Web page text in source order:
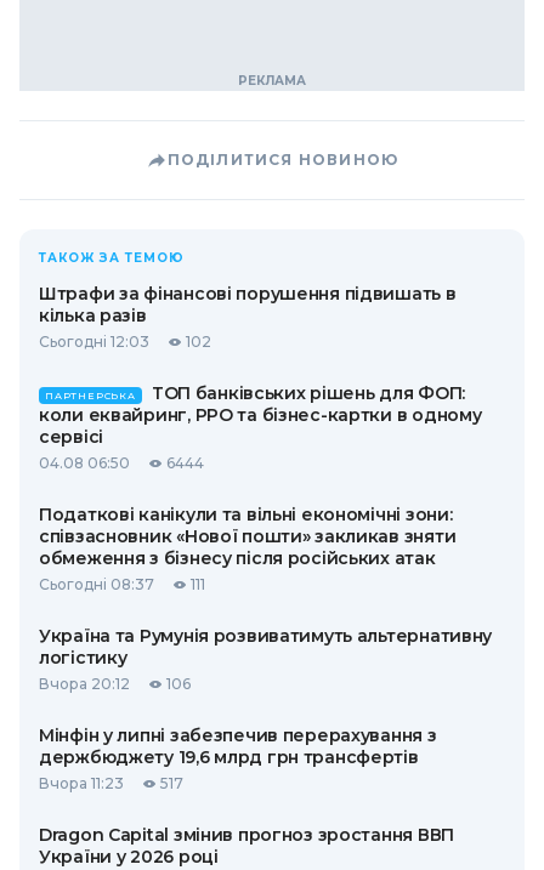
ПОДІЛИТИСЯ НОВИНОЮ
ТАКОЖ ЗА ТЕМОЮ
Штрафи за фінансові порушення підвишать в
кілька разів
Сьогодні 12:03 102
ПАРТНЕРСЬКА
ТОП банківських рішень для ФОП:
коли еквайринг, РРО та бізнес-картки в одному
сервісі
04.08 06:50 6444
Податкові канікули та вільні економічні зони:
співзасновник «Нової пошти» закликав зняти
обмеження з бізнесу після російських атак
Сьогодні 08:37 111
Україна та Румунія розвиватимуть альтернативну
логістику
Вчора 20:12 106
Мінфін у липні забезпечив перерахування з
держбюджету 19,6 млрд грн трансфертів
Вчора 11:23 517
Dragon Capital змінив прогноз зростання ВВП
України у 2026 році